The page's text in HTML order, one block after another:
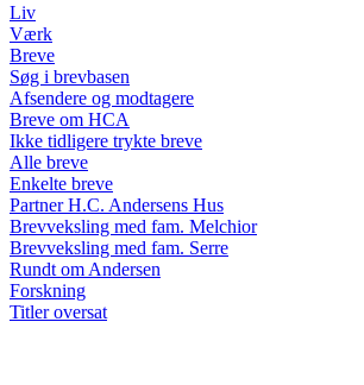
Liv
Værk
Breve
Søg i brevbasen
Afsendere og modtagere
Breve om HCA
Ikke tidligere trykte breve
Alle breve
Enkelte breve
Partner H.C. Andersens Hus
Brevveksling med fam. Melchior
Brevveksling med fam. Serre
Rundt om Andersen
Forskning
Titler oversat